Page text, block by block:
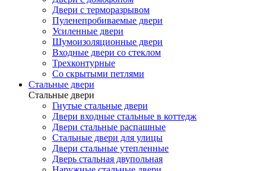
Двери с терморазрывом
Пуленепробиваемые двери
Усиленные двери
Шумоизоляционные двери
Входные двери со стеклом
Трехконтурные
Со скрытыми петлями
Стальные двери
Стальные двери
Гнутые стальные двери
Двери входные стальные в коттедж
Двери стальные распашные
Стальные двери для улицы
Двери стальные утепленные
Дверь стальная двупольная